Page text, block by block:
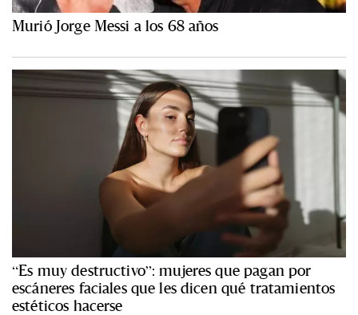
Murió Jorge Messi a los 68 años
“Es muy destructivo”: mujeres que pagan por
escáneres faciales que les dicen qué tratamientos
estéticos hacerse